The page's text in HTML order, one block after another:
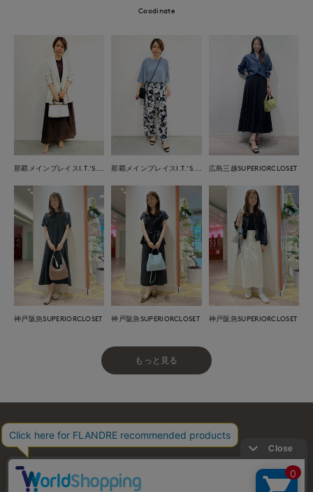
Coodinate
広島三越SUPERIORCLOSET
神戸阪急SUPERIORCLOSET 神戸阪急SUPERIORCLOSET 神戸阪急SUPERIORCLOSET
もっと見る
お問い合わせ 利用規約 プライバシーポリシー